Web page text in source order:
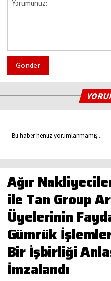
Gönder
Bu haber henüz yorumlanmamış...
Ağır
ile Tan Group
Üyelerinin
Gümrük
Bir İşbirliği
İmzalandı